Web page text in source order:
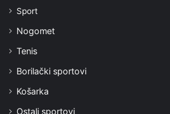
Sport
Nogomet
Tenis
Borilački sportovi
Košarka
Ostali sportovi